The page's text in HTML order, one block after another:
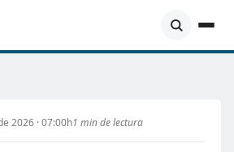
2026 · 07:00h1 min de lectura